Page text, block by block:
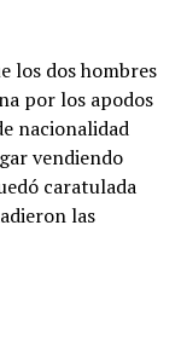
los dos hombres
por los apodos
nacionalidad
vendiendo
caratulada
las